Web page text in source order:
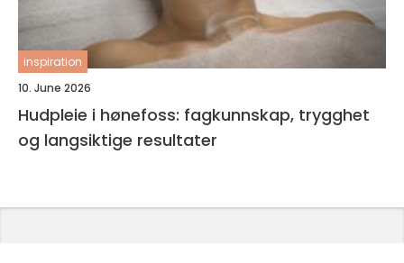
inspiration
10. June 2026
Hudpleie i hønefoss: fagkunnskap, trygghet
og langsiktige resultater